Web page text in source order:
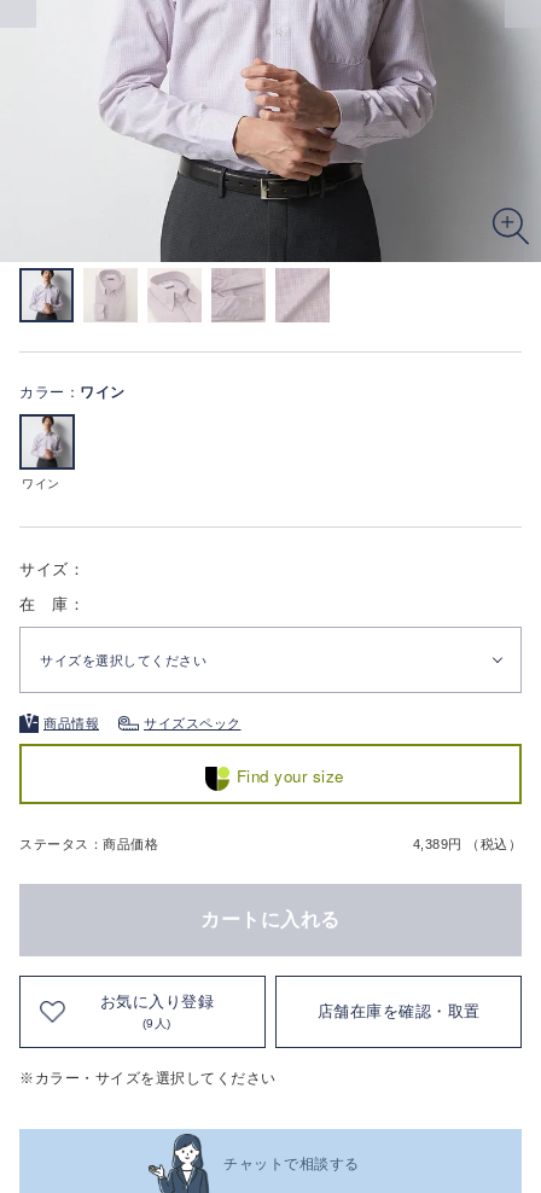
カラー： ワイン
ワイン
サイズ：
在 庫：
サイズを選択してください
商品情報 サイズスペック
Find your size
ステータス：商品価格 4,389円 （税込）
カートに入れる
お気に入り登録
(9人)
店舗在庫を確認・取置
※カラー・サイズを選択してください
チャットで相談する